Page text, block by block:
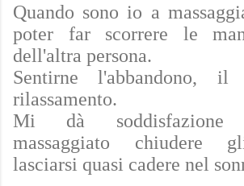
Quando sono io a
poter far scorrere le
dell'altra persona.
Sentirne l'abbandono, il
rilassamento.
Mi dà
massaggiato chiudere
lasciarsi quasi cadere nel